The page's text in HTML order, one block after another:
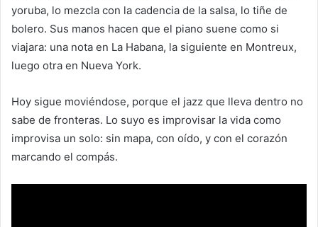
yoruba, lo mezcla con la cadencia de la salsa, lo tiñe de
bolero. Sus manos hacen que el piano suene como si
viajara: una nota en La Habana, la siguiente en Montreux,
luego otra en Nueva York.
Hoy sigue moviéndose, porque el jazz que lleva dentro no
sabe de fronteras. Lo suyo es improvisar la vida como
improvisa un solo: sin mapa, con oído, y con el corazón
marcando el compás.